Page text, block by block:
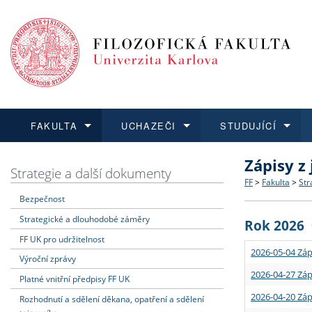
FAKULTA
Dozvědět se více
Struktura
Strategie
Podpora
UCHAZEČI
Podat přihlášku
Co
Učitelské
STUDUJÍCÍ
Dozvědět se více
Rigorózní
Dozvědět se více
O vědě a
Granty a
Dozvědět se více
Aktuální
Strategie a další dokumenty
Bezpečnost
Strategické a dlouhodobé záměry
FF UK pro udržitelnost
Výroční zprávy
Platné vnitřní předpisy FF UK
Rozhodnutí a sdělení děkana, opatření a sdělení
Zápisy
FF > Fakulta >
Rok 2026
2026-05-04
2026-04-27
2026-04-20